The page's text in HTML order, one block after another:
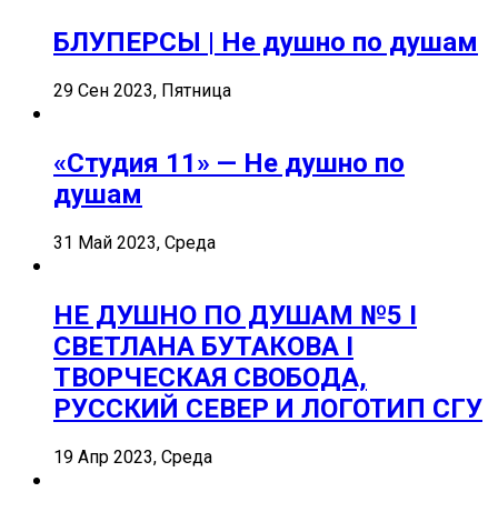
БЛУПЕРСЫ | Не душно по душам
29 Сен 2023, Пятница
«Студия 11» — Не душно по
душам
31 Май 2023, Среда
НЕ ДУШНО ПО ДУШАМ №5 I
СВЕТЛАНА БУТАКОВА I
ТВОРЧЕСКАЯ СВОБОДА,
РУССКИЙ СЕВЕР И ЛОГОТИП СГУ
19 Апр 2023, Среда